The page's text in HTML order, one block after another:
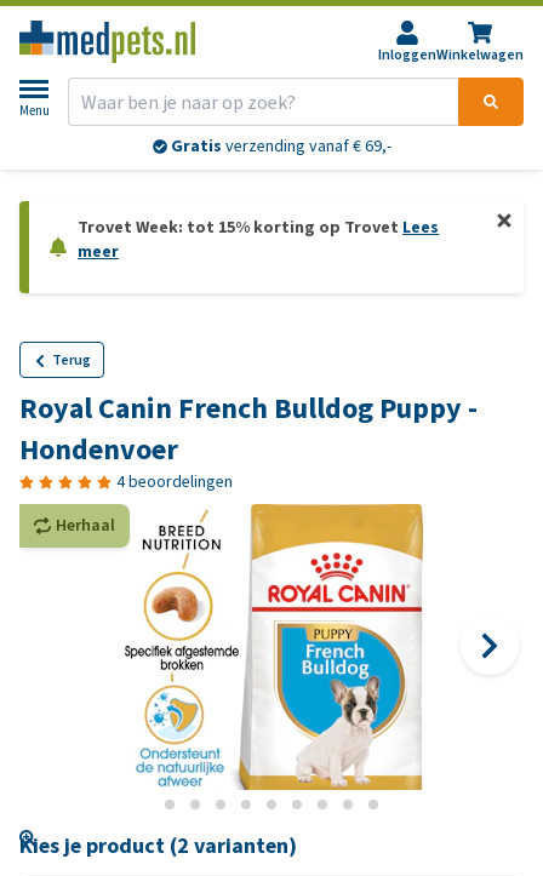
InloggenWinkelwagen
Menu
Gratis verzending vanaf € 69,-
Trovet Week: tot 15% korting op Trovet Lees
meer
Terug
Royal Canin French Bulldog Puppy -
Hondenvoer
4 beoordelingen
Herhaal
Kies je product (2 varianten)